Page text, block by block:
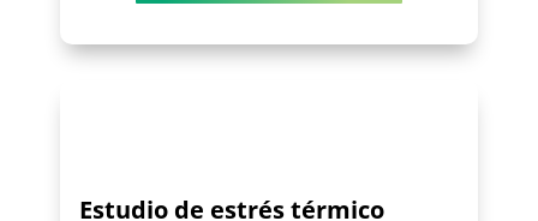
Estudio de estrés térmico